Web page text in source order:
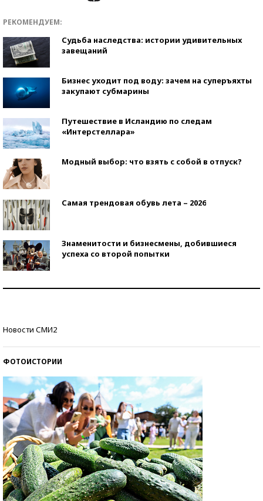
РЕКОМЕНДУЕМ:
Судьба наследства: истории удивительных
завещаний
Бизнес уходит под воду: зачем на суперъяхты
закупают субмарины
Путешествие в Исландию по следам
«Интерстеллара»
Модный выбор: что взять с собой в отпуск?
Самая трендовая обувь лета – 2026
Знаменитости и бизнесмены, добившиеся
успеха со второй попытки
Новости СМИ2
ФОТОИСТОРИИ